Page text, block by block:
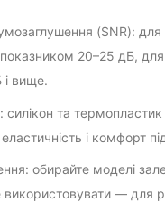
(SNR): для
показником 20–25 дБ,
і вище.
силікон та
еластичність і комфорт
обирайте моделі
використовувати — для